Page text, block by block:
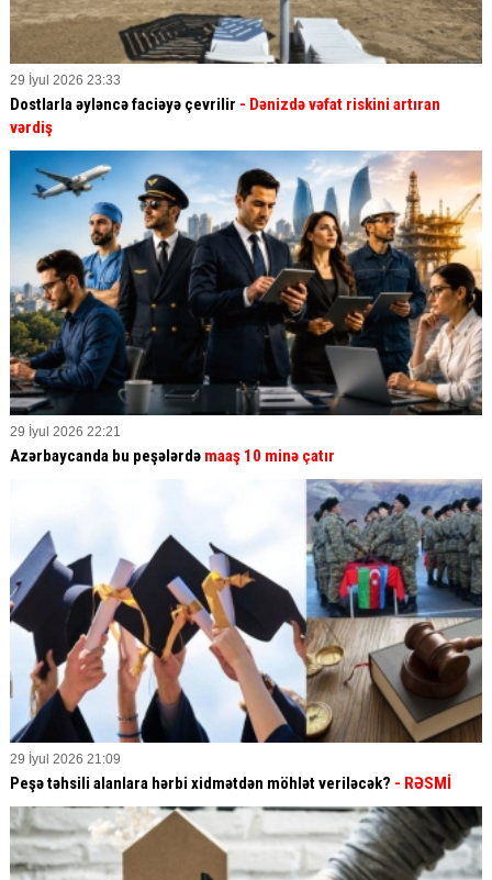
29 İyul 2026 23:33
Dostlarla əyləncə faciəyə çevrilir - Dənizdə vəfat riskini artıran
vərdiş
29 İyul 2026 22:21
Azərbaycanda bu peşələrdə maaş 10 minə çatır
29 İyul 2026 21:09
Peşə təhsili alanlara hərbi xidmətdən möhlət veriləcək? - RƏSMİ